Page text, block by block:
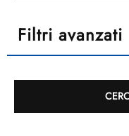
Filtri avanzati